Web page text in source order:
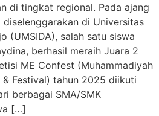
di tingkat regional. Pada ajang
di Universitas
(UMSIDA), salah satu siswa
berhasil meraih Juara 2
ME Confest (Muhammadiyah
Festival) tahun 2025 diikuti
berbagai SMA/SMK
[…]